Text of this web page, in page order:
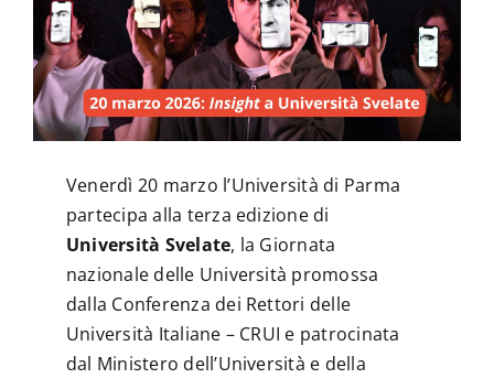
News
Contatti
Venerdì 20 marzo l’Università di Parma
partecipa alla terza edizione di
Università Svelate, la Giornata
nazionale delle Università promossa
dalla Conferenza dei Rettori delle
Università Italiane – CRUI e patrocinata
dal Ministero dell’Università e della